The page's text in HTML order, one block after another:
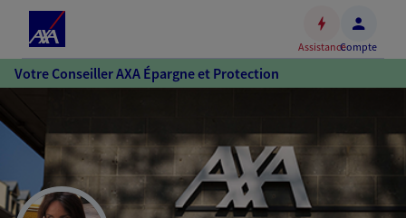
Accéder
au
Accéder
au
pied
de
AssistanceCompte
Votre Conseiller AXA Épargne et Protection